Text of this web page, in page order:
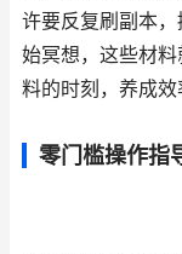
许要反复刷副本
始冥想，这些材
料的时刻，养成效
零门槛操作指